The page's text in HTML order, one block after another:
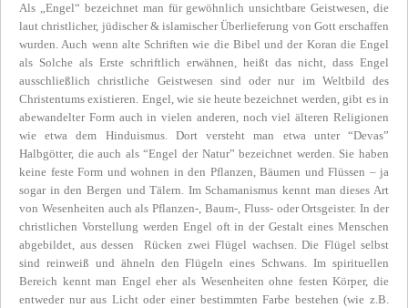
Als „Engel“ bezeichnet man für gewöhnlich unsichtbare Geistwesen, die
laut christlicher, jüdischer & islamischer Überlieferung von Gott erschaffen
wurden. Auch wenn alte Schriften wie die Bibel und der Koran die Engel
als Solche als Erste schriftlich erwähnen, heißt das nicht, dass Engel
ausschließlich christliche Geistwesen sind oder nur im Weltbild des
Christentums existieren. Engel, wie sie heute bezeichnet werden, gibt es in
abewandelter Form auch in vielen anderen, noch viel älteren Religionen
wie etwa dem Hinduismus. Dort versteht man etwa unter “Devas”
Halbgötter, die auch als “Engel der Natur” bezeichnet werden. Sie haben
keine feste Form und wohnen in den Pflanzen, Bäumen und Flüssen – ja
sogar in den Bergen und Tälern. Im Schamanismus kennt man dieses Art
von Wesenheiten auch als Pflanzen-, Baum-, Fluss- oder Ortsgeister. In der
christlichen Vorstellung werden Engel oft in der Gestalt eines Menschen
abgebildet, aus dessen Rücken zwei Flügel wachsen. Die Flügel selbst
sind reinweiß und ähneln den Flügeln eines Schwans. Im spirituellen
Bereich kennt man Engel eher als Wesenheiten ohne festen Körper, die
entweder nur aus Licht oder einer bestimmten Farbe bestehen (wie z.B.